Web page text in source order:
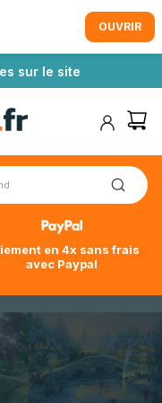
sur le site
en 4x sans frais
avec Paypal
OUVRIR